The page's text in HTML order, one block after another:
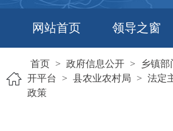
网站首页 领导之窗
首页 > 政府信息公开 > 乡镇部
开平台
> 县农业农村局 > 法定
政策